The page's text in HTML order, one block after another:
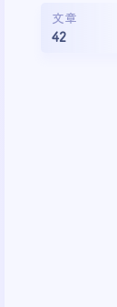
文章
42